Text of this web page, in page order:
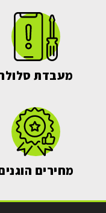
מעבדת
מחירים